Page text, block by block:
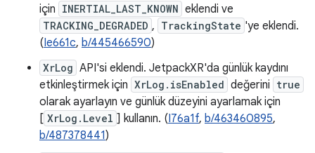
için INERTIAL_LAST_KNOWN eklendi ve
TRACKING_DEGRADED , TrackingState 'ye eklendi.
(Ie661c, b/445466590)
XrLog API'si eklendi. JetpackXR'da günlük kaydını
etkinleştirmek için XrLog.isEnabled değerini true
olarak ayarlayın ve günlük düzeyini ayarlamak için
[ XrLog.Level ] kullanın. (I76a1f, b/463460895,
b/487378441)